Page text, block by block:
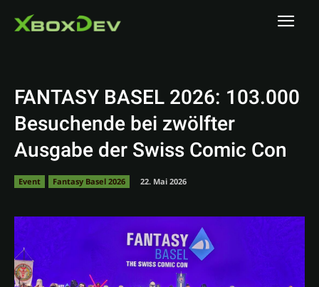
FANTASY BASEL 2026: 103.000
Besuchende bei zwölfter
Ausgabe der Swiss Comic Con
Event Fantasy Basel 2026 22. Mai 2026